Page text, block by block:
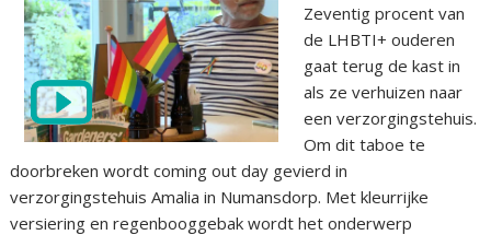
Zeventig procent van
de LHBTI+ ouderen
gaat terug de kast in
als ze verhuizen naar
een verzorgingstehuis.
Om dit taboe te
doorbreken wordt coming out day gevierd in
verzorgingstehuis Amalia in Numansdorp. Met kleurrijke
versiering en regenbooggebak wordt het onderwerp